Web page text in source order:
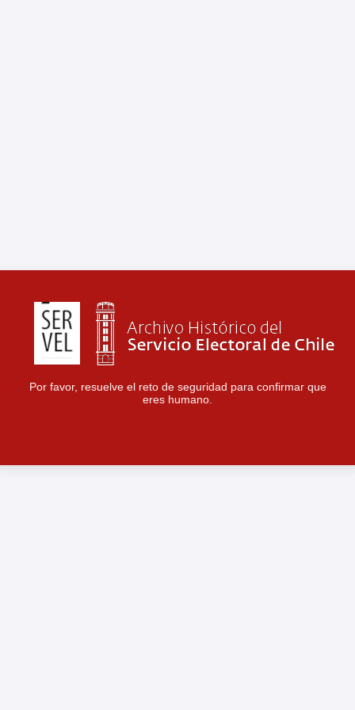
Por favor, resuelve el reto de seguridad para confirmar que
eres humano.